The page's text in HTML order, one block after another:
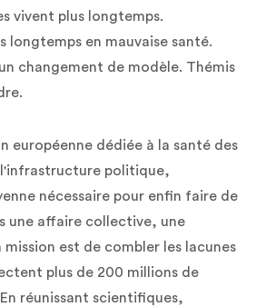
vivent plus longtemps.
longtemps en mauvaise santé.
changement de modèle. Thémis
européenne dédiée à la santé des
politique,
nécessaire pour enfin faire de
une affaire collective, une
est de combler les lacunes
plus de 200 millions de
réunissant scientifiques,